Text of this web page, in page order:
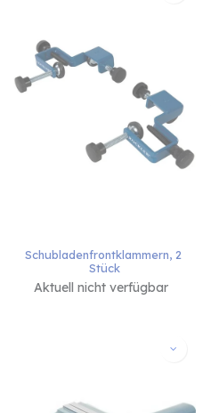
Schubladenfrontklammern, 2
Stück
Aktuell nicht verfügbar